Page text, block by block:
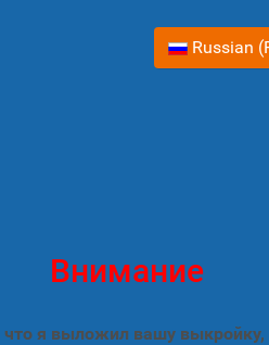
Выберите
Russian
Внимание
я выложил вашу